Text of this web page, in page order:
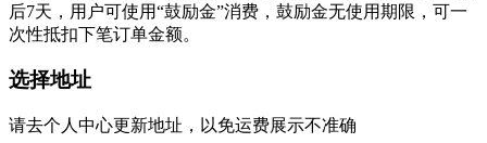
后7天，用户可使用“鼓励金”消费，鼓励金无使用期限，可一
次性抵扣下笔订单金额。
选择地址
请去个人中心更新地址，以免运费展示不准确